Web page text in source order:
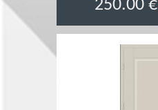
250.00 €